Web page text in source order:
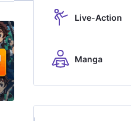
Live-Action
Manga